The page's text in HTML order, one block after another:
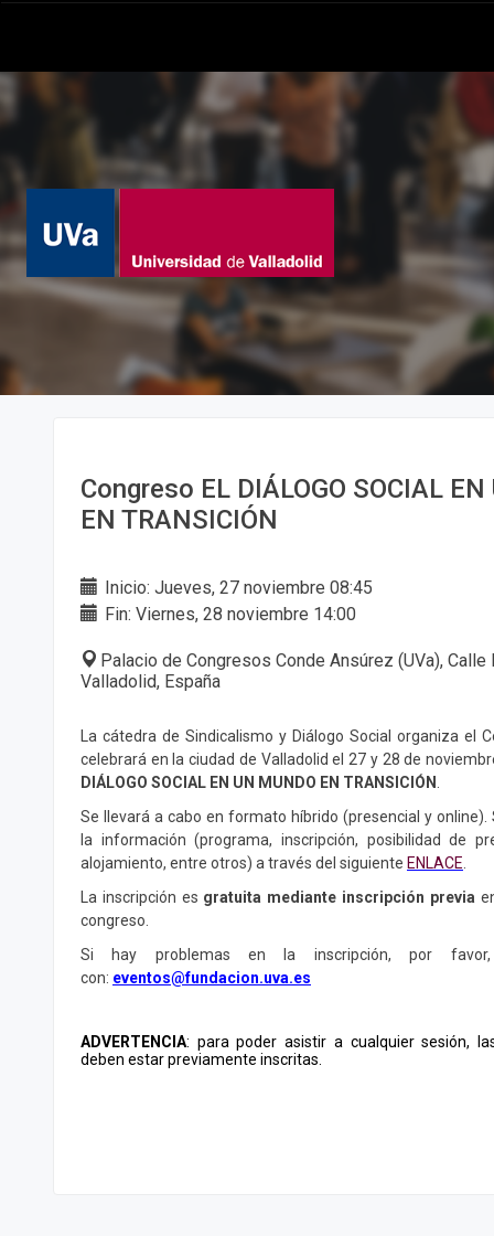
Congreso EL DIÁLOGO SOCIAL
EN TRANSICIÓN
Inicio: Jueves, 27 noviembre 08:45
Fin: Viernes, 28 noviembre 14:00
Palacio de Congresos Conde Ansúrez (UVa), Calle
Valladolid, España
La cátedra de Sindicalismo y Diálogo Social organiza el
celebrará en la ciudad de Valladolid el 27 y 28 de
DIÁLOGO SOCIAL EN UN MUNDO EN TRANSICIÓN
Se llevará a cabo en formato híbrido (presencial y online).
la información (programa, inscripción, posibilidad de
alojamiento, entre otros) a través del siguiente ENLACE
La inscripción es gratuita mediante inscripción previa
congreso.
Si hay problemas en la inscripción, por
con: eventos@fundacion.uva.es
ADVERTENCIA: para poder asistir a cualquier sesión,
deben estar previamente inscritas.